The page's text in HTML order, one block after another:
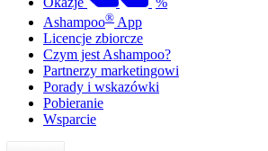
Ashampoo® App
Licencje zbiorcze
Czym jest Ashampoo?
Partnerzy marketingowi
Porady i wskazówki
Pobieranie
Wsparcie